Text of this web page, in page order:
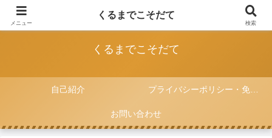
FIAT 500と一緒に子育てをしていく記録
くるまでこそだて
自己紹介 プライバシーポリシー・免責事項
お問い合わせ
メニュー
くるまでこそだて
検索